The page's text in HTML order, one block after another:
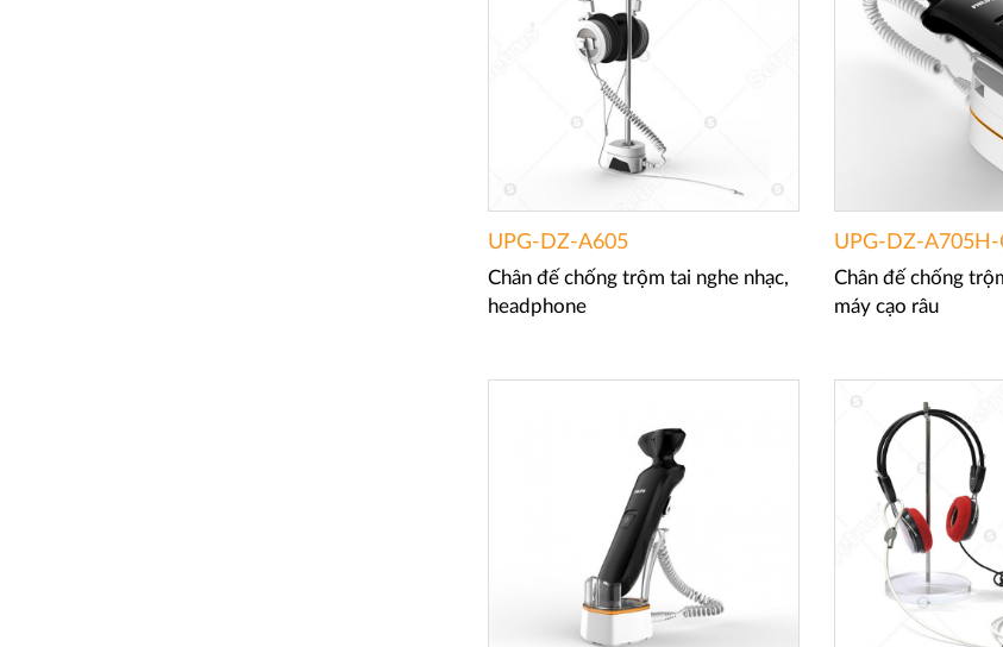
UPG-DZ-A605
Chân đế chống trộm tai nghe nhạc,
headphone
UPG-DZ-
Chân đế chống
máy cạo râu